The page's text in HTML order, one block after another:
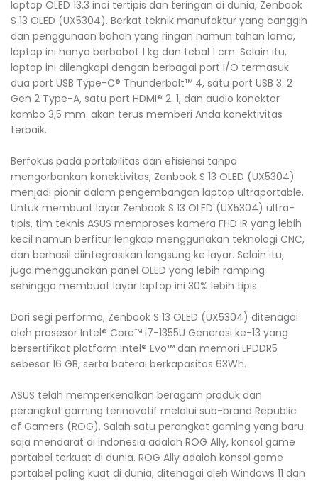
laptop OLED 13,3 inci tertipis dan teringan di dunia, Zenbook
S 13 OLED (UX5304). Berkat teknik manufaktur yang canggih
dan penggunaan bahan yang ringan namun tahan lama,
laptop ini hanya berbobot 1 kg dan tebal 1 cm. Selain itu,
laptop ini dilengkapi dengan berbagai port I/O termasuk
dua port USB Type-C® Thunderbolt™ 4, satu port USB 3. 2
Gen 2 Type-A, satu port HDMI® 2. 1, dan audio konektor
kombo 3,5 mm. akan terus memberi Anda konektivitas
terbaik.
Berfokus pada portabilitas dan efisiensi tanpa
mengorbankan konektivitas, Zenbook S 13 OLED (UX5304)
menjadi pionir dalam pengembangan laptop ultraportable.
Untuk membuat layar Zenbook S 13 OLED (UX5304) ultra-
tipis, tim teknis ASUS memproses kamera FHD IR yang lebih
kecil namun berfitur lengkap menggunakan teknologi CNC,
dan berhasil diintegrasikan langsung ke layar. Selain itu,
juga menggunakan panel OLED yang lebih ramping
sehingga membuat layar laptop ini 30% lebih tipis.
Dari segi performa, Zenbook S 13 OLED (UX5304) ditenagai
oleh prosesor Intel® Core™ i7-1355U Generasi ke-13 yang
bersertifikat platform Intel® Evo™ dan memori LPDDR5
sebesar 16 GB, serta baterai berkapasitas 63Wh.
ASUS telah memperkenalkan beragam produk dan
perangkat gaming terinovatif melalui sub-brand Republic
of Gamers (ROG). Salah satu perangkat gaming yang baru
saja mendarat di Indonesia adalah ROG Ally, konsol game
portabel terkuat di dunia. ROG Ally adalah konsol game
portabel paling kuat di dunia, ditenagai oleh Windows 11 dan